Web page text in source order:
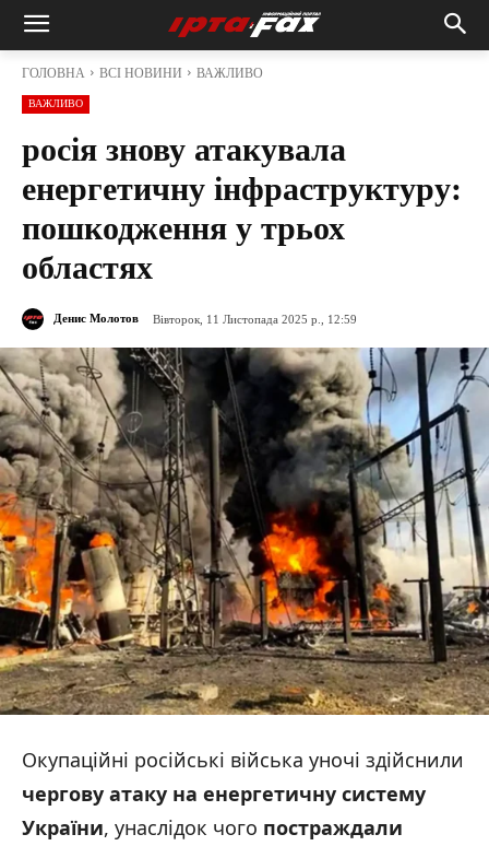
ГОЛОВНА ВСІ НОВИНИ ВАЖЛИВО
ВАЖЛИВО
росія знову атакувала
енергетичну інфраструктуру:
пошкодження у трьох
областях
Денис Молотов Вівторок, 11 Листопада 2025 р., 12:59
Окупаційні російські війська уночі здійснили
чергову атаку на енергетичну систему
України, унаслідок чого постраждали